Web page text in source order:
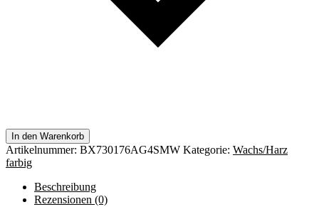
In den Warenkorb
Artikelnummer: BX730176AG4SMW Kategorie: Wachs/Harz
farbig
Beschreibung
Rezensionen (0)